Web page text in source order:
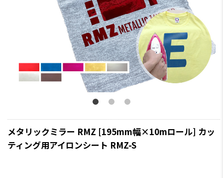
メタリックミラー RMZ [195mm幅×10mロール] カッ
ティング用アイロンシート RMZ-S